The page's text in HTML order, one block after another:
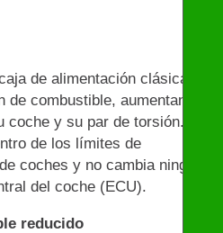
de alimentación clásica
combustible, aumentando
coche y su par de torsión.
de los límites de
coches y no cambia ningún
del coche (ECU).
reducido